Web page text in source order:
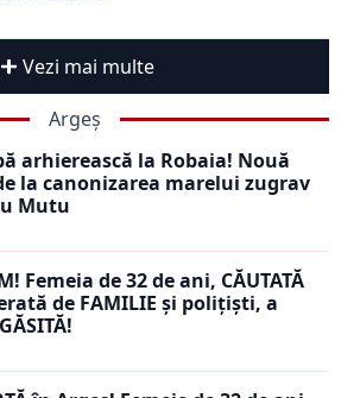
Vezi mai multe
Argeș
arhierească la Robaia! Nouă
la canonizarea marelui zugrav
Mutu
Femeia de 32 de ani, CĂUTATĂ
de FAMILIE și polițiști, a